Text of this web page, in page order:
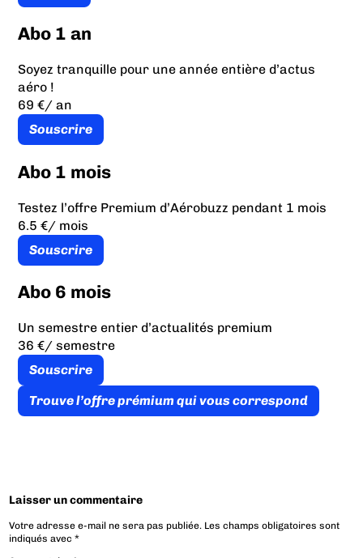
Abo 1 an
Soyez tranquille pour une année entière d’actus
aéro !
69 €/ an
Souscrire
Abo 1 mois
Testez l’offre Premium d’Aérobuzz pendant 1 mois
6.5 €/ mois
Souscrire
Abo 6 mois
Un semestre entier d’actualités premium
36 €/ semestre
Souscrire
Trouve l’offre prémium qui vous correspond
Laisser un commentaire
Votre adresse e-mail ne sera pas publiée. Les champs obligatoires sont
indiqués avec*